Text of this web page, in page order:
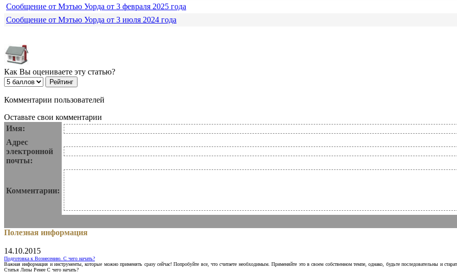
Сообщение от Мэтью Уорда от 3 февраля 2025 года
Сообщение от Мэтью Уорда от 3 июля 2024 года
Как Вы оцениваете эту статью?
Комментарии пользователей
Оставьте свои комментарии
Имя:
Адрес
электронной
почты:
Комментарии:
Полезная информация
14.10.2015
Подготовка к Вознесению. С чего начать?
Важная информация и инструменты, которые можно применять сразу сейчас! Попробуйте все, что считаете необходимым. Применяйте это в своем собственном темпе, однако, будьте последовательны и
Статья Лизы Ренее С чего начать?